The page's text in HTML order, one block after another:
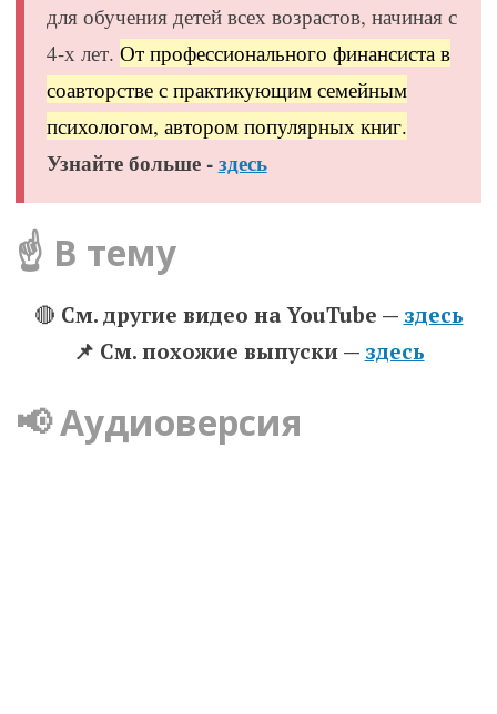
для обучения детей всех возрастов, начиная с
4-х лет. От профессионального финансиста в
соавторстве с практикующим семейным
психологом, автором популярных книг.
Узнайте больше -здесь
☝️ В тему
🔴 См. другие видео на YouTube — здесь
📌 Cм. похожие выпуски — здесь
📢 Аудиоверсия